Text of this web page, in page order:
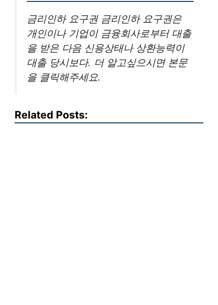
금리인하 요구권 금리인하 요구권은
개인이나 기업이 금융회사로부터 대출
을 받은 다음 신용상태나 상환능력이
대출 당시보다. 더 알고싶으시면 본문
을 클릭해주세요.
Related Posts: